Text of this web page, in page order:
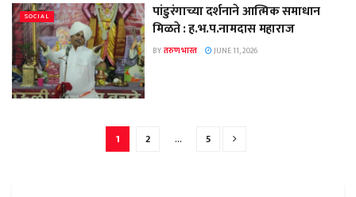
SOCIAL
पांडुरंगाच्या दर्शनाने आत्मिक समाधान
मिळते : ह.भ.प.नामदास महाराज
BYतरुण भारत JUNE 11, 2026
1 2 … 5